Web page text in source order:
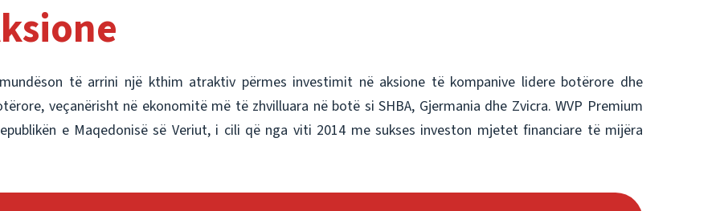
të arrini një kthim atraktiv përmes investimit në aksione të kompanive lidere botërore dhe
veçanërisht në ekonomitë më të zhvilluara në botë si SHBA, Gjermania dhe Zvicra. WVP Premium
e Maqedonisë së Veriut, i cili që nga viti 2014 me sukses investon mjetet financiare të mijëra